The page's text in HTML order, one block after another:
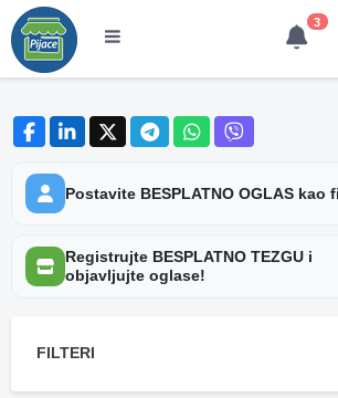
3
Postavite BESPLATNO OGLAS kao
Registrujte BESPLATNO TEZGU i
objavljujte oglase!
FILTERI